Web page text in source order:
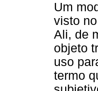
Um
visto
Ali, de
objeto
uso
termo